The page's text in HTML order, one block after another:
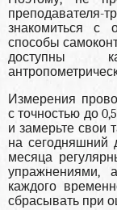
преподавателя-
знакомиться с
способы
доступны
Измерения
с точностью до
и замерьте свои
на сегодняшний
месяца
упражнениями,
каждого
сбрасывать при